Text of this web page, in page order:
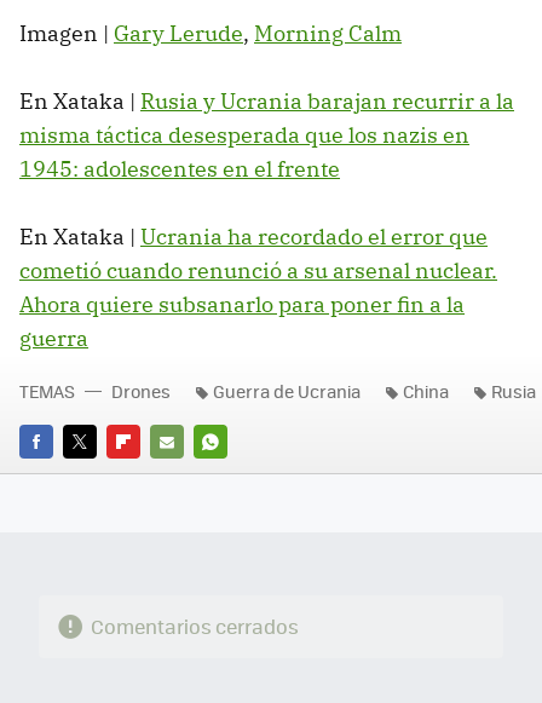
Imagen | Gary Lerude, Morning Calm
En Xataka | Rusia y Ucrania barajan recurrir a la
misma táctica desesperada que los nazis en
1945: adolescentes en el frente
En Xataka | Ucrania ha recordado el error que
cometió cuando renunció a su arsenal nuclear.
Ahora quiere subsanarlo para poner fin a la
guerra
FACEBOOK
TWITTERFLIPBOARD
E-
WHATSAPP
TEMAS Drones Guerra de Ucrania China Rusia
Comentarios cerrados